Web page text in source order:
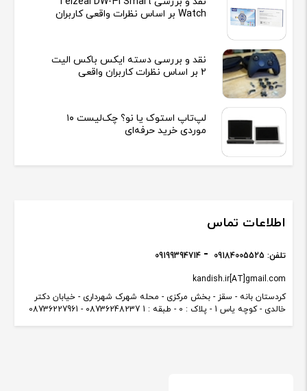
Watch بر اساس نظرات واقعی کاربران
نقد و بررسی دسته ایکس باکس الیت
2 بر اساس نظرات کاربران واقعی
لپ‌تاپ استوک یا نو؟ چک‌لیست ۱۰
موردی خرید حرفه‌ای
اطلاعات تماس
کردستان بانه - سقز - بخش مرکزی - محله شهرک شهرداری - خیابان دکتر
خالدی - کوچه یاس 1 - پلاک : 0 - طبقه : 1 08736248237 - 08736227961
kandish.ir[AT]gmail.com
تلفن: 09184005525
09199394714